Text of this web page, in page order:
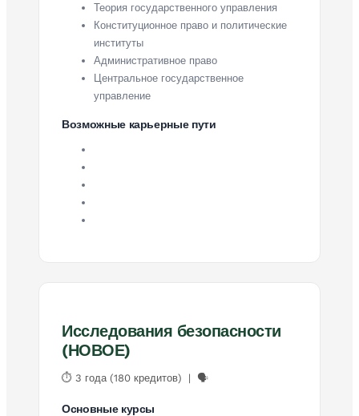
Теория государственного управления
Конституционное право и политические
институты
Административное право
Центральное государственное
управление
Возможные карьерные пути
Исследования безопасности
(НОВОЕ)
⏱ 3 года (180 кредитов) | 🗣
Основные курсы